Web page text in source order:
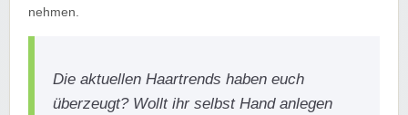
nehmen.
Die aktuellen Haartrends haben euch
überzeugt? Wollt ihr selbst Hand anlegen